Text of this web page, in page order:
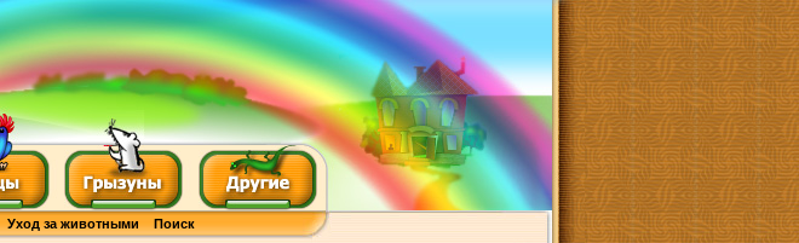
Уход за животными Поиск